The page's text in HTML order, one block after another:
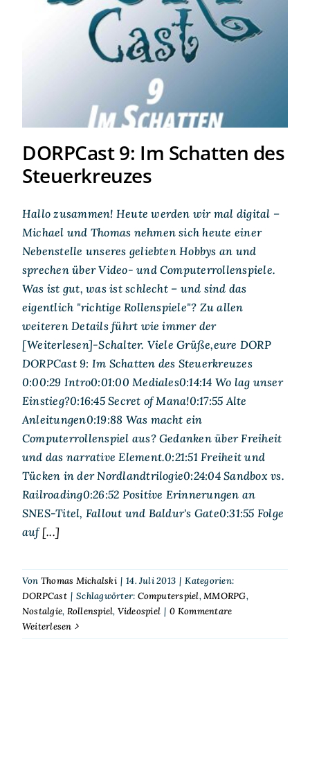
DORPCast 9: Im Schatten
des Steuerkreuzes
DORPCast 9: Im Schatten des
Steuerkreuzes
Hallo zusammen! Heute werden wir mal digital –
Michael und Thomas nehmen sich heute einer
Nebenstelle unseres geliebten Hobbys an und
sprechen über Video- und Computerrollenspiele.
Was ist gut, was ist schlecht – und sind das
eigentlich "richtige Rollenspiele"? Zu allen
weiteren Details führt wie immer der
[Weiterlesen]-Schalter. Viele Grüße,eure DORP
DORPCast 9: Im Schatten des Steuerkreuzes
0:00:29 Intro0:01:00 Mediales0:14:14 Wo lag unser
Einstieg?0:16:45 Secret of Mana!0:17:55 Alte
Anleitungen0:19:88 Was macht ein
Computerrollenspiel aus? Gedanken über Freiheit
und das narrative Element.0:21:51 Freiheit und
Tücken in der Nordlandtrilogie0:24:04 Sandbox vs.
Railroading0:26:52 Positive Erinnerungen an
SNES-Titel, Fallout und Baldur's Gate0:31:55 Folge
auf[...]
Von Thomas Michalski | 14. Juli 2013 | Kategorien:
DORPCast | Schlagwörter: Computerspiel,MMORPG,
Nostalgie, Rollenspiel, Videospiel | 0 Kommentare
Weiterlesen